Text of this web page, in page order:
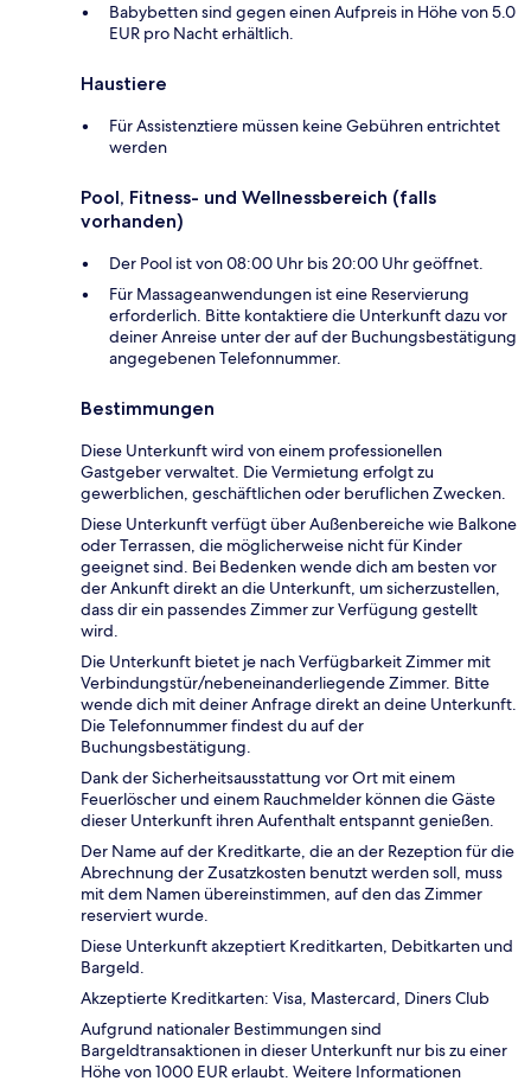
Babybetten sind gegen einen Aufpreis in Höhe von 5.0
EUR pro Nacht erhältlich.
Haustiere
Für Assistenztiere müssen keine Gebühren entrichtet
werden
Pool, Fitness- und Wellnessbereich (falls
vorhanden)
Der Pool ist von 08:00 Uhr bis 20:00 Uhr geöffnet.
Für Massageanwendungen ist eine Reservierung
erforderlich. Bitte kontaktiere die Unterkunft dazu vor
deiner Anreise unter der auf der Buchungsbestätigung
angegebenen Telefonnummer.
Bestimmungen
Diese Unterkunft wird von einem professionellen
Gastgeber verwaltet. Die Vermietung erfolgt zu
gewerblichen, geschäftlichen oder beruflichen Zwecken.
Diese Unterkunft verfügt über Außenbereiche wie Balkone
oder Terrassen, die möglicherweise nicht für Kinder
geeignet sind. Bei Bedenken wende dich am besten vor
der Ankunft direkt an die Unterkunft, um sicherzustellen,
dass dir ein passendes Zimmer zur Verfügung gestellt
wird.
Die Unterkunft bietet je nach Verfügbarkeit Zimmer mit
Verbindungstür/nebeneinanderliegende Zimmer. Bitte
wende dich mit deiner Anfrage direkt an deine Unterkunft.
Die Telefonnummer findest du auf der
Buchungsbestätigung.
Dank der Sicherheitsausstattung vor Ort mit einem
Feuerlöscher und einem Rauchmelder können die Gäste
dieser Unterkunft ihren Aufenthalt entspannt genießen.
Der Name auf der Kreditkarte, die an der Rezeption für die
Abrechnung der Zusatzkosten benutzt werden soll, muss
mit dem Namen übereinstimmen, auf den das Zimmer
reserviert wurde.
Diese Unterkunft akzeptiert Kreditkarten, Debitkarten und
Bargeld.
Akzeptierte Kreditkarten: Visa, Mastercard, Diners Club
Aufgrund nationaler Bestimmungen sind
Bargeldtransaktionen in dieser Unterkunft nur bis zu einer
Höhe von 1000 EUR erlaubt. Weitere Informationen